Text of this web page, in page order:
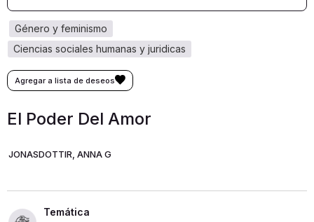
ciencias sociales humanas y juridicas
género y feminismo
El Poder Del Amor
JONASDOTTIR, ANNA G